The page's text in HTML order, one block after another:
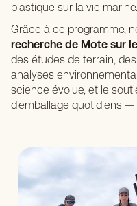
plastique sur la vie marine.
Grâce à ce programme,
recherche de Mote sur
des études de terrain,
analyses
science évolue, et le
d'emballage quotidiens